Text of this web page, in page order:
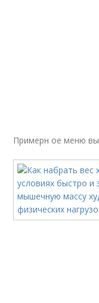
Примерн ое меню